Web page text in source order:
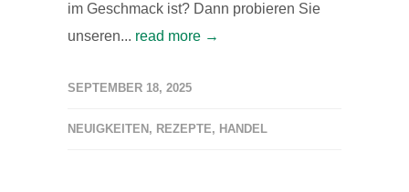
im Geschmack ist? Dann probieren Sie
unseren... read more →
SEPTEMBER 18, 2025
NEUIGKEITEN , REZEPTE, HANDEL